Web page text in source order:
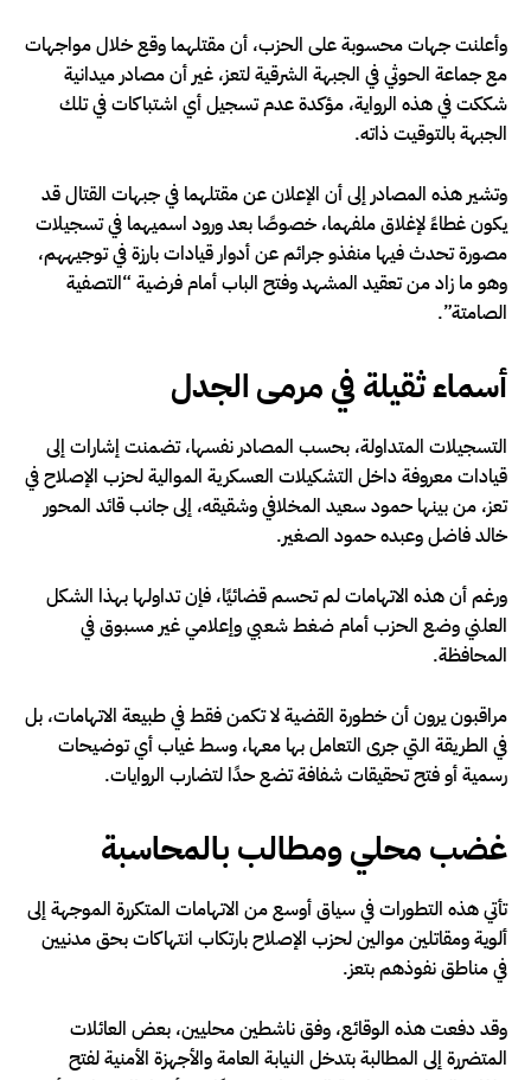
وأعلنت جهات محسوبة على الحزب، أن مقتلهما وقع خلال مواجهات
مع جماعة الحوثي في الجبهة الشرقية لتعز، غير أن مصادر ميدانية
شككت في هذه الرواية، مؤكدة عدم تسجيل أي اشتباكات في تلك
الجبهة بالتوقيت ذاته.
وتشير هذه المصادر إلى أن الإعلان عن مقتلهما في جبهات القتال قد
يكون غطاءً لإغلاق ملفهما، خصوصًا بعد ورود اسميهما في تسجيلات
مصورة تحدث فيها منفذو جرائم عن أدوار قيادات بارزة في توجيههم،
وهو ما زاد من تعقيد المشهد وفتح الباب أمام فرضية “التصفية
الصامتة”.
أسماء ثقيلة في مرمى الجدل
التسجيلات المتداولة، بحسب المصادر نفسها، تضمنت إشارات إلى
قيادات معروفة داخل التشكيلات العسكرية الموالية لحزب الإصلاح في
تعز، من بينها حمود سعيد المخلافي وشقيقه، إلى جانب قائد المحور
خالد فاضل وعبده حمود الصغير.
ورغم أن هذه الاتهامات لم تحسم قضائيًا، فإن تداولها بهذا الشكل
العلني وضع الحزب أمام ضغط شعبي وإعلامي غير مسبوق في
المحافظة.
مراقبون يرون أن خطورة القضية لا تكمن فقط في طبيعة الاتهامات، بل
في الطريقة التي جرى التعامل بها معها، وسط غياب أي توضيحات
رسمية أو فتح تحقيقات شفافة تضع حدًا لتضارب الروايات.
غضب محلي ومطالب بالمحاسبة
تأتي هذه التطورات في سياق أوسع من الاتهامات المتكررة الموجهة إلى
ألوية ومقاتلين موالين لحزب الإصلاح بارتكاب انتهاكات بحق مدنيين
في مناطق نفوذهم بتعز.
وقد دفعت هذه الوقائع، وفق ناشطين محليين، بعض العائلات
المتضررة إلى المطالبة بتدخل النيابة العامة والأجهزة الأمنية لفتح